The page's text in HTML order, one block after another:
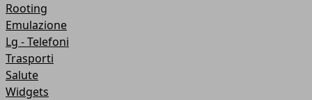
Rooting
Emulazione
Lg - Telefoni
Trasporti
Salute
Widgets